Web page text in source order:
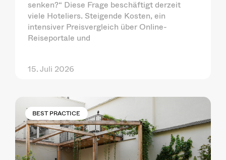
senken?“ Diese Frage beschäftigt derzeit
viele Hoteliers. Steigende Kosten, ein
intensiver Preisvergleich über Online-
Reiseportale und
15. Juli 2026
BEST PRACTICE